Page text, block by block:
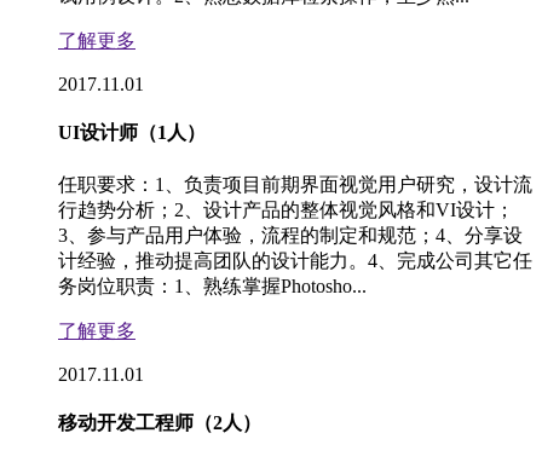
了解更多
2017.11.01
UI设计师（1人）
任职要求：1、负责项目前期界面视觉用户研究，设计流
行趋势分析；2、设计产品的整体视觉风格和VI设计；
3、参与产品用户体验，流程的制定和规范；4、分享设
计经验，推动提高团队的设计能力。4、完成公司其它任
务岗位职责：1、熟练掌握Photosho...
了解更多
2017.11.01
移动开发工程师（2人）